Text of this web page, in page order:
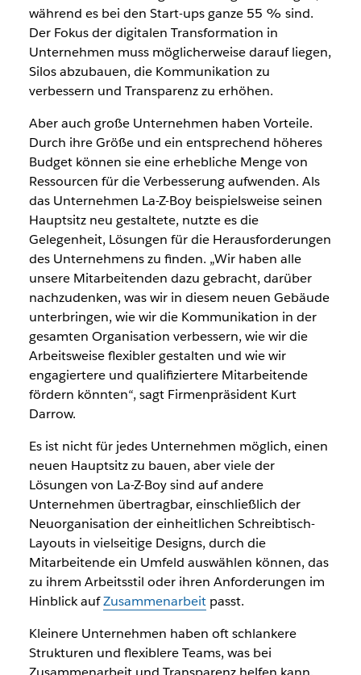
während es bei den Start-ups ganze 55 % sind.
Der Fokus der digitalen Transformation in
Unternehmen muss möglicherweise darauf liegen,
Silos abzubauen, die Kommunikation zu
verbessern und Transparenz zu erhöhen.
Aber auch große Unternehmen haben Vorteile.
Durch ihre Größe und ein entsprechend höheres
Budget können sie eine erhebliche Menge von
Ressourcen für die Verbesserung aufwenden. Als
das Unternehmen La-Z-Boy beispielsweise seinen
Hauptsitz neu gestaltete, nutzte es die
Gelegenheit, Lösungen für die Herausforderungen
des Unternehmens zu finden. „Wir haben alle
unsere Mitarbeitenden dazu gebracht, darüber
nachzudenken, was wir in diesem neuen Gebäude
unterbringen, wie wir die Kommunikation in der
gesamten Organisation verbessern, wie wir die
Arbeitsweise flexibler gestalten und wie wir
engagiertere und qualifiziertere Mitarbeitende
fördern könnten“, sagt Firmenpräsident Kurt
Darrow.
Es ist nicht für jedes Unternehmen möglich, einen
neuen Hauptsitz zu bauen, aber viele der
Lösungen von La-Z-Boy sind auf andere
Unternehmen übertragbar, einschließlich der
Neuorganisation der einheitlichen Schreibtisch-
Layouts in vielseitige Designs, durch die
Mitarbeitendeein Umfeld auswählen können, das
zu ihrem Arbeitsstil oder ihren Anforderungen im
Hinblick aufZusammenarbeitpasst.
Kleinere Unternehmen haben oft schlankere
Strukturen und flexiblere Teams, was bei